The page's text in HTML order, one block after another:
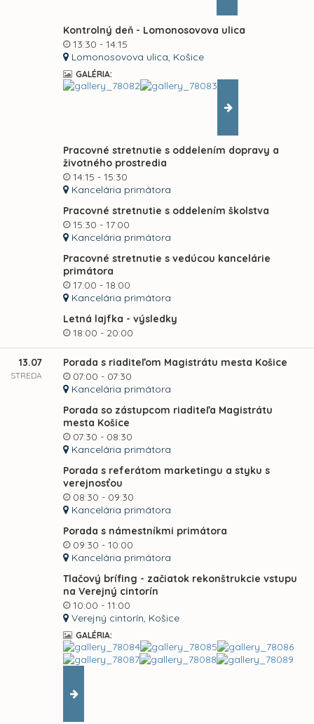
Kontrolný deň - Lomonosovova ulica
13:30 - 14:15
Lomonosovova ulica, Košice
GALÉRIA:
Pracovné stretnutie s oddelením dopravy a
životného prostredia
14:15 - 15:30
Kancelária primátora
Pracovné stretnutie s oddelením školstva
15:30 - 17:00
Kancelária primátora
Pracovné stretnutie s vedúcou kancelárie
primátora
17:00 - 18:00
Kancelária primátora
Letná lajfka - výsledky
18:00 - 20:00
13.07
STREDA
Porada s riaditeľom Magistrátu mesta Košice
07:00 - 07:30
Kancelária primátora
Porada so zástupcom riaditeľa Magistrátu
mesta Košice
07:30 - 08:30
Kancelária primátora
Porada s referátom marketingu a styku s
verejnosťou
08:30 - 09:30
Kancelária primátora
Porada s námestníkmi primátora
09:30 - 10:00
Kancelária primátora
Tlačový brífing - začiatok rekonštrukcie vstupu
na Verejný cintorín
10:00 - 11:00
Verejný cintorín, Košice
GALÉRIA: